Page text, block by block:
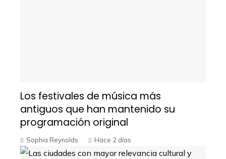
Los festivales de música más
antiguos que han mantenido su
programación original
Sophia Reynolds Hace 2 días